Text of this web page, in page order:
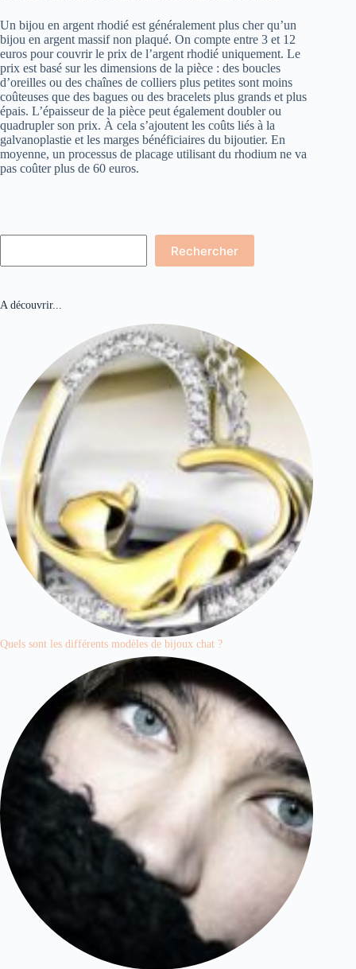
Un bijou en argent rhodié est généralement plus cher qu’un
bijou en argent massif non plaqué. On compte entre 3 et 12
euros pour couvrir le prix de l’argent rhodié uniquement. Le
prix est basé sur les dimensions de la pièce : des boucles
d’oreilles ou des chaînes de colliers plus petites sont moins
coûteuses que des bagues ou des bracelets plus grands et plus
épais. L’épaisseur de la pièce peut également doubler ou
quadrupler son prix. À cela s’ajoutent les coûts liés à la
galvanoplastie et les marges bénéficiaires du bijoutier. En
moyenne, un processus de placage utilisant du rhodium ne va
pas coûter plus de 60 euros.
Rechercher
A découvrir...
Quels sont les différents modèles de bijoux chat ?